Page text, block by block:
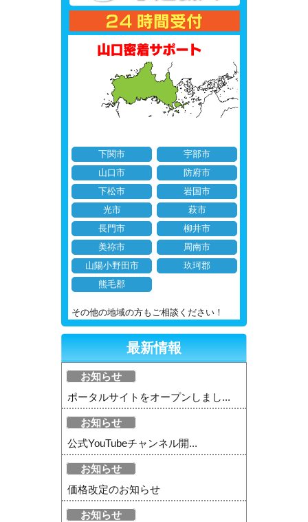
下関市
宇部市
山口市
防府市
下松市
岩国市
光市
萩市
長門市
柳井市
美祢市
周南市
山陽小野田市
玖珂郡
熊毛郡
その他の地域の方もご相談ください！
最新情報
お知らせ
ポータルサイトをオープンしまし...
お知らせ
公式YouTubeチャンネル開...
お知らせ
価格改定のお知らせ
お知らせ